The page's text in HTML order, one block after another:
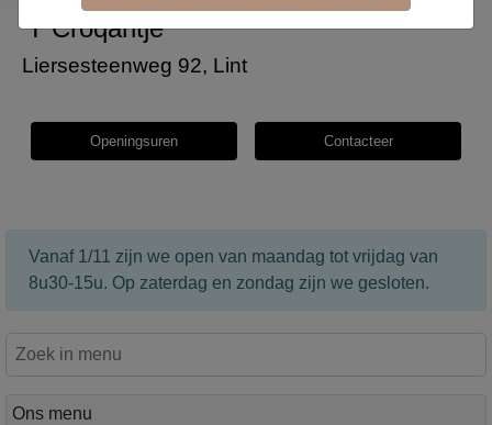
'T Croqantje
Liersesteenweg 92, Lint
Openingsuren Contacteer
Vanaf 1/11 zijn we open van maandag tot vrijdag van
8u30-15u. Op zaterdag en zondag zijn we gesloten.
Ons menu